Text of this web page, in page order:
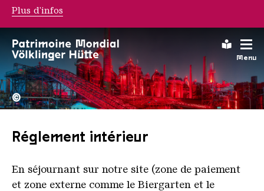
Menu
Réglement intérieur
La Völklinger Hütte
Copyright:
©
Réglement intérieur
En séjournant sur notre site (zone de paiement
et zone externe comme le Biergarten et le
Plus d'infos